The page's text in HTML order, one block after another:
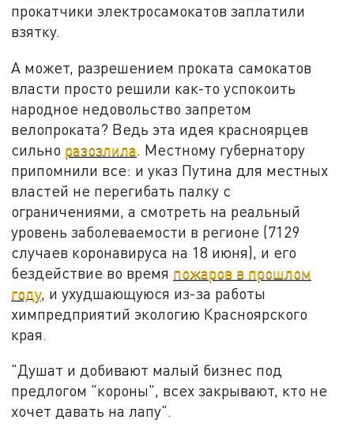
прокатчики электросамокатов заплатили
взятку.
А может, разрешением проката самокатов
власти просто решили как-то успокоить
народное недовольство запретом
велопроката? Ведь эта идея красноярцев
сильно разозлила. Местному губернатору
припомнили все: и указ Путина для местных
властей не перегибать палку с
ограничениями, а смотреть на реальный
уровень заболеваемости в регионе (7129
случаев коронавируса на 18 июня), и его
бездействие во время пожаров в прошлом
году, и ухудшающуюся из-за работы
химпредприятий экологию Красноярского
края.
"Душат и добивают малый бизнес под
предлогом "короны", всех закрывают, кто не
хочет давать на лапу".